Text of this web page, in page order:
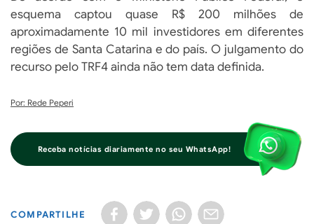
esquema captou quase R$ 200 milhões de
aproximadamente 10 mil investidores em diferentes
regiões de Santa Catarina e do país. O julgamento do
recurso pelo TRF4 ainda não tem data definida.
Por: Rede Peperi
Receba notícias diariamente no seu WhatsApp!
COMPARTILHE